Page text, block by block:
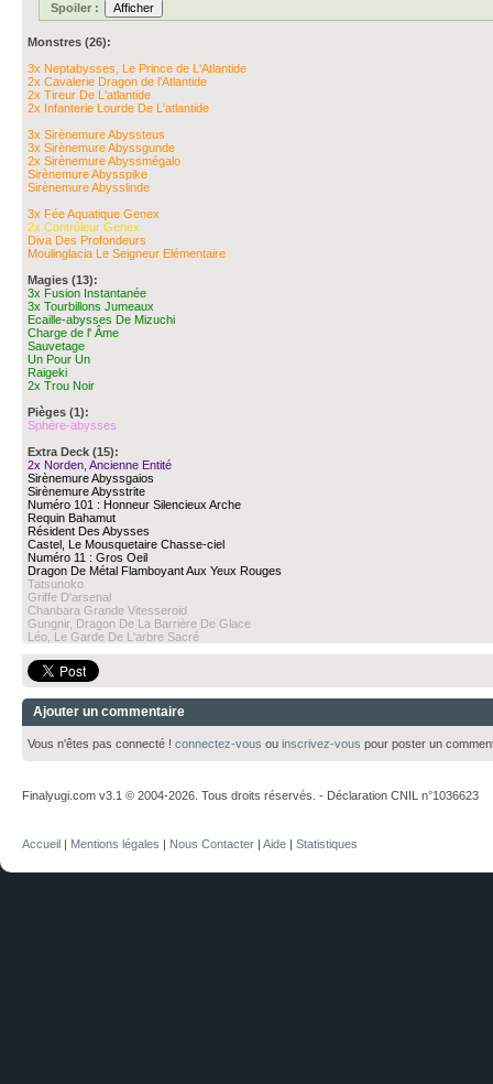
Spoiler :
Monstres (26):
3x Neptabysses, Le Prince de L'Atlantide
2x Cavalerie Dragon de l'Atlantide
2x Tireur De L'atlantide
2x Infanterie Lourde De L'atlantide
3x Sirènemure Abyssteus
3x Sirènemure Abyssgunde
2x Sirènemure Abyssmégalo
Sirènemure Abysspike
Sirènemure Abysslinde
3x Fée Aquatique Genex
2x Contrôleur Genex
Diva Des Profondeurs
Moulinglacia Le Seigneur Elémentaire
Magies (13):
3x Fusion Instantanée
3x Tourbillons Jumeaux
Ecaille-abysses De Mizuchi
Charge de l' Âme
Sauvetage
Un Pour Un
Raigeki
2x Trou Noir
Pièges (1):
Sphère-abysses
Extra Deck (15):
2x Norden, Ancienne Entité
Sirènemure Abyssgaios
Sirènemure Abysstrite
Numéro 101 : Honneur Silencieux Arche
Requin Bahamut
Résident Des Abysses
Castel, Le Mousquetaire Chasse-ciel
Numéro 11 : Gros Oeil
Dragon De Métal Flamboyant Aux Yeux Rouges
Tatsunoko
Griffe D'arsenal
Chanbara Grande Vitesseroid
Gungnir, Dragon De La Barrière De Glace
Léo, Le Garde De L'arbre Sacré
Ajouter un commentaire
Vous n'êtes pas connecté ! connectez-vous ou inscrivez-vous pour poster un
Finalyugi.com v3.1 © 2004-2026. Tous droits réservés. - Déclaration CNIL n°1036623
Accueil | Mentions légales | Nous Contacter | Aide | Statistiques